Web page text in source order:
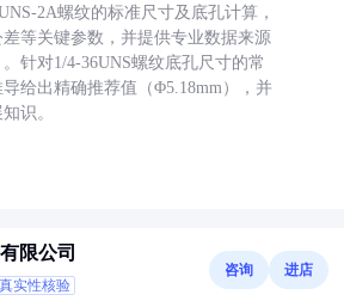
2A螺纹的标准尺寸及底孔计算，
等关键参数，并提供专业数据来源
。针对1/4-36UNS螺纹底孔尺寸的常
给出精确推荐值（Φ5.18mm），并
识。
限公司
实性核验
咨询 进店